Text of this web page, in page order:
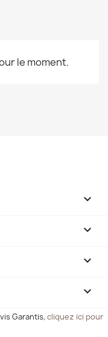
le moment.



keyboard_arrow_down
Garantis, cliquez ici pour